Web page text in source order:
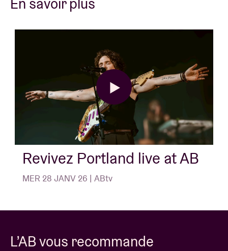
En savoir plus
Revivez Portland live at AB
MER 28 JANV 26 | ABtv
L’AB vous recommande